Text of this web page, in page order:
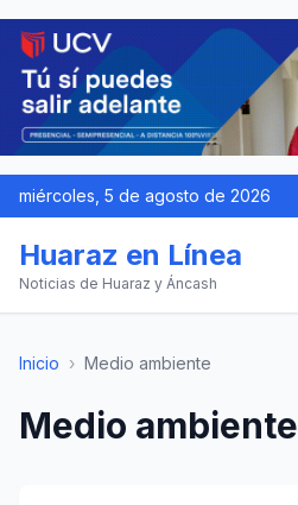
miércoles, 5 de agosto de 2026
Huaraz en Línea
Noticias de Huaraz y Áncash
Inicio › Medio ambiente
Medio ambiente